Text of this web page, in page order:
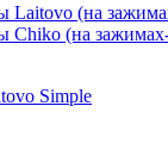
Laitovo (на
Chiko (на
Simple